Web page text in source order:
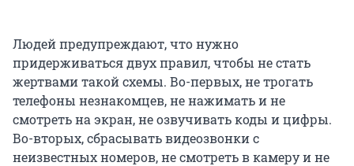
Людей предупреждают, что нужно
придерживаться двух правил, чтобы не стать
жертвами такой схемы. Во-первых, не трогать
телефоны незнакомцев, не нажимать и не
смотреть на экран, не озвучивать коды и цифры.
Во-вторых, сбрасывать видеозвонки с
неизвестных номеров, не смотреть в камеру и не